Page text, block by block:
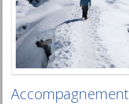
Accompagnement